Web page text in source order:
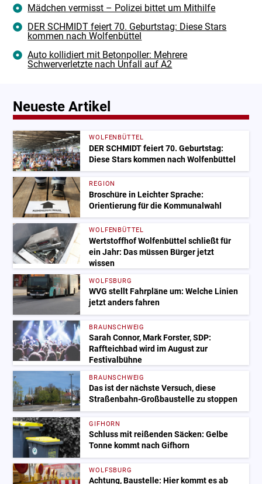
Mädchen vermisst – Polizei bittet um Mithilfe
DER SCHMIDT feiert 70. Geburtstag: Diese Stars
kommen nach Wolfenbüttel
Auto kollidiert mit Betonpoller: Mehrere
Schwerverletzte nach Unfall auf A2
Neueste Artikel
WOLFENBÜTTEL
DER SCHMIDT feiert 70. Geburtstag:
Diese Stars kommen nach Wolfenbüttel
REGION
Broschüre in Leichter Sprache:
Orientierung für die Kommunalwahl
WOLFENBÜTTEL
Wertstoffhof Wolfenbüttel schließt für
ein Jahr: Das müssen Bürger jetzt
wissen
WOLFSBURG
WVG stellt Fahrpläne um: Welche Linien
jetzt anders fahren
BRAUNSCHWEIG
Sarah Connor, Mark Forster, SDP:
Raffteichbad wird im August zur
Festivalbühne
BRAUNSCHWEIG
Das ist der nächste Versuch, diese
Straßenbahn-Großbaustelle zu stoppen
GIFHORN
Schluss mit reißenden Säcken: Gelbe
Tonne kommt nach Gifhorn
WOLFSBURG
Achtung, Baustelle: Hier kommt es ab